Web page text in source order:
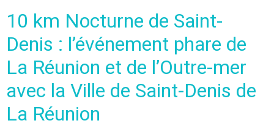
10 km Nocturne de Saint-
Denis : l’événement phare de
La Réunion et de l’Outre-mer
avec la Ville de Saint-Denis de
La Réunion